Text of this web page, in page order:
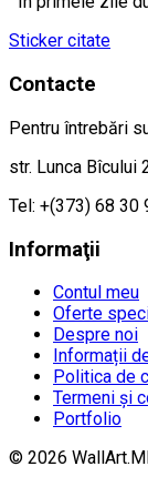
Sticker citate
Contacte
Pentru întrebări
str. Lunca Bîcului
Tel: +(373) 68 30
Informaţii
Contul meu
Oferte
Despre noi
Informații
Politica de
Termeni și
Portfolio
© 2026